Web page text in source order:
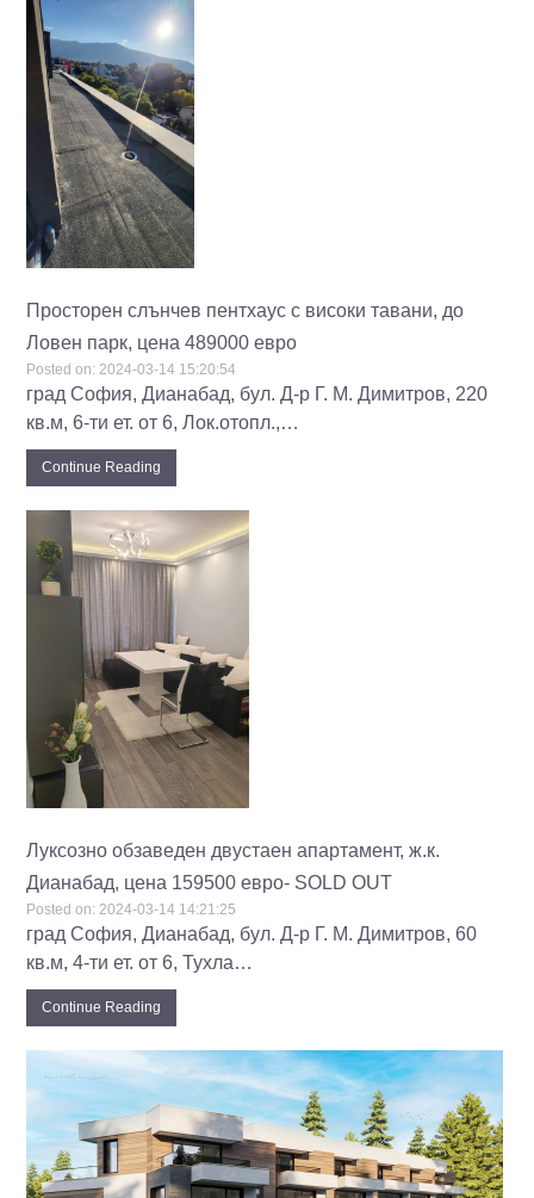
Просторен слънчев пентхаус с високи тавани, до
Ловен парк, цена 489000 евро
Posted on: 2024-03-14 15:20:54
град София, Дианабад, бул. Д-р Г. М. Димитров, 220
кв.м, 6-ти ет. от 6, Лок.отопл.,…
Continue Reading
Луксозно обзаведен двустаен апартамент, ж.к.
Дианабад, цена 159500 евро- SOLD OUT
Posted on: 2024-03-14 14:21:25
град София, Дианабад, бул. Д-р Г. М. Димитров, 60
кв.м, 4-ти ет. от 6, Тухла…
Continue Reading